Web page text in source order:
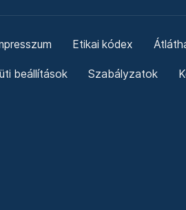
Etikai kódex
beállítások Szabályzatok